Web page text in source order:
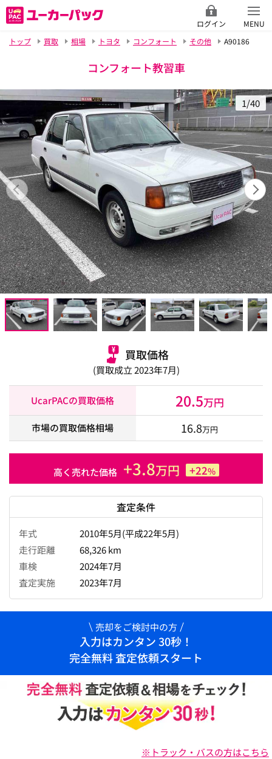
ログイン
MENU
トップ
買取 相場 トヨタ コンフォート その他 A90186
コンフォート教習車
1/40
買取価格
(買取成立 2023年7月)
UcarPACの買取価格 20.5万円
市場の買取価格相場 16.8万円
高く売れた価格 +3.8万円 +22%
査定条件
年式
2010年5月(平成22年5月)
走行距離
68,326 km
車検
2024年7月
査定実施
2023年7月
売却をご検討中の方
入力はカンタン 30秒！
完全無料 査定依頼スタート
※トラック・バスの方はこちら